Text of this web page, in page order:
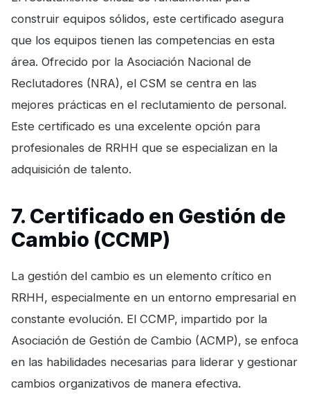
construir equipos sólidos, este certificado asegura
que los equipos tienen las competencias en esta
área. Ofrecido por la Asociación Nacional de
Reclutadores (NRA), el CSM se centra en las
mejores prácticas en el reclutamiento de personal.
Este certificado es una excelente opción para
profesionales de RRHH que se especializan en la
adquisición de talento.
7. Certificado en Gestión de
Cambio (CCMP)
La gestión del cambio es un elemento crítico en
RRHH, especialmente en un entorno empresarial en
constante evolución. El CCMP, impartido por la
Asociación de Gestión de Cambio (ACMP), se enfoca
en las habilidades necesarias para liderar y gestionar
cambios organizativos de manera efectiva.